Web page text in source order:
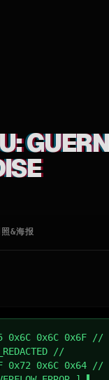
&海报
0x6C 0x6C 0x6F //
//
0x72 0x6C 0x64 //